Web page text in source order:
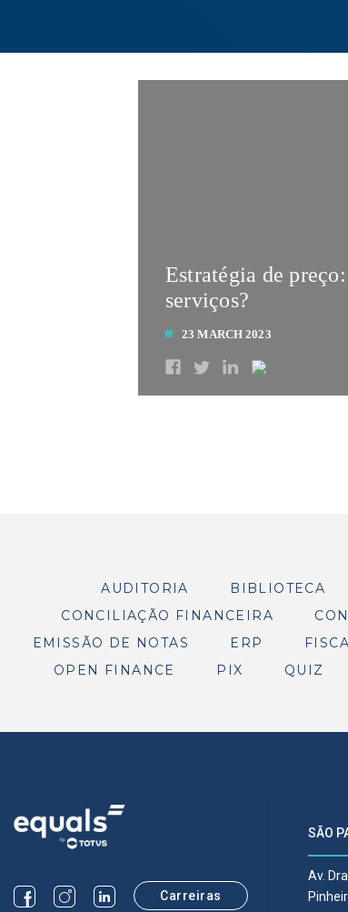
Estratégia de
serviços?
23 MARCH 2023
AUDITORIA BIBLIOTECA
CONCILIAÇÃO FINANCEIRA
EMISSÃO DE NOTAS
ERP
OPEN FINANCE
PIX QUIZ
Carreiras
SÃO
Av.